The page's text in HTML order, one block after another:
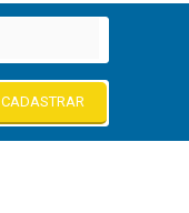
CADASTRAR